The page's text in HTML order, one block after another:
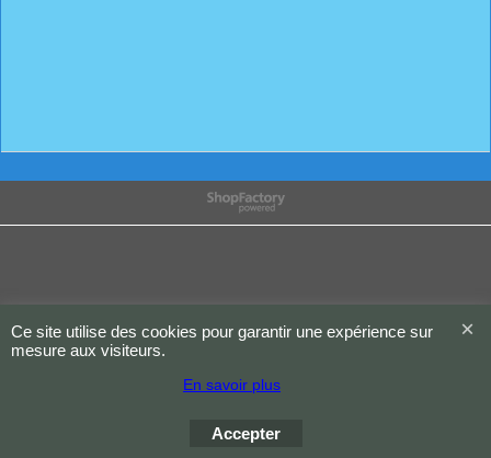
Boutique en ligne créés
avec le logiciel
Ce site utilise des cookies pour garantir une expérience sur
mesure aux visiteurs.
En savoir plus
Accepter